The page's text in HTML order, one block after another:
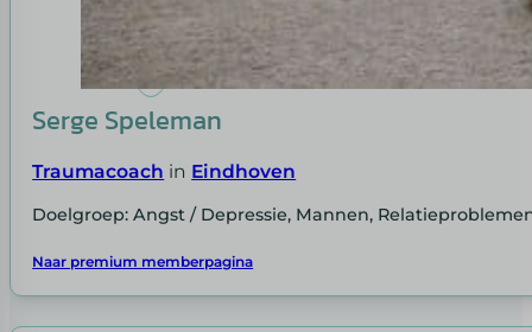
Serge Speleman
Traumacoach in Eindhoven
Doelgroep: Angst / Depressie, Mannen,
Naar premium memberpagina